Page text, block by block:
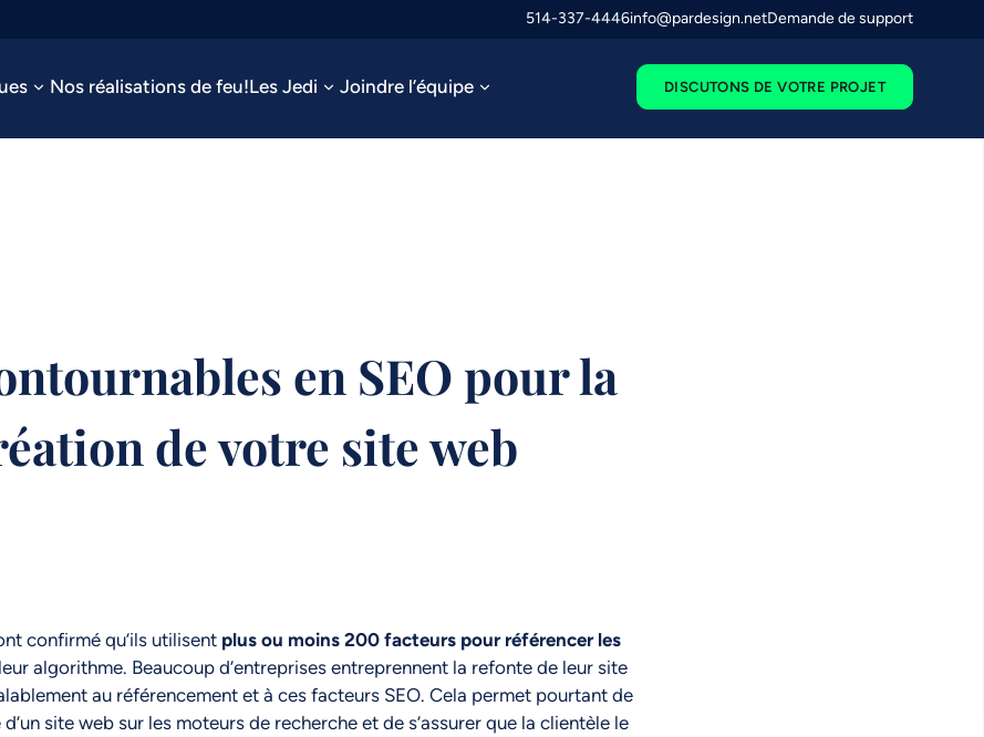
514-337-4446info@pardesign.netDemande de support
Nos réalisations de feu!Les Jedi Joindre l’équipe DISCUTONS DE VOTRE PROJET
en SEO pour la
de votre site web
confirmé qu’ils utilisent plus ou moins 200 facteurs pour référencer les
algorithme. Beaucoup d’entreprises entreprennent la refonte de leur site
au référencement et à ces facteurs SEO. Cela permet pourtant de
site web sur les moteurs de recherche et de s’assurer que la clientèle le